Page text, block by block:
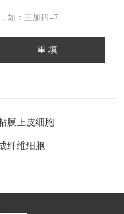
如：三加四=7
膜上皮细胞
纤维细胞